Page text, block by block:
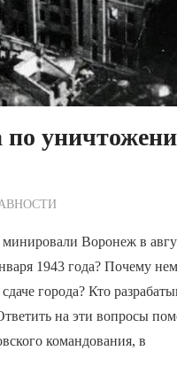
Воронеж в
1943 года? Почему
города? Кто
на эти вопросы
командования, в